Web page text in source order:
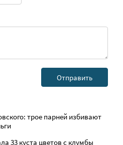
трое парней избивают
33 куста цветов с клумбы